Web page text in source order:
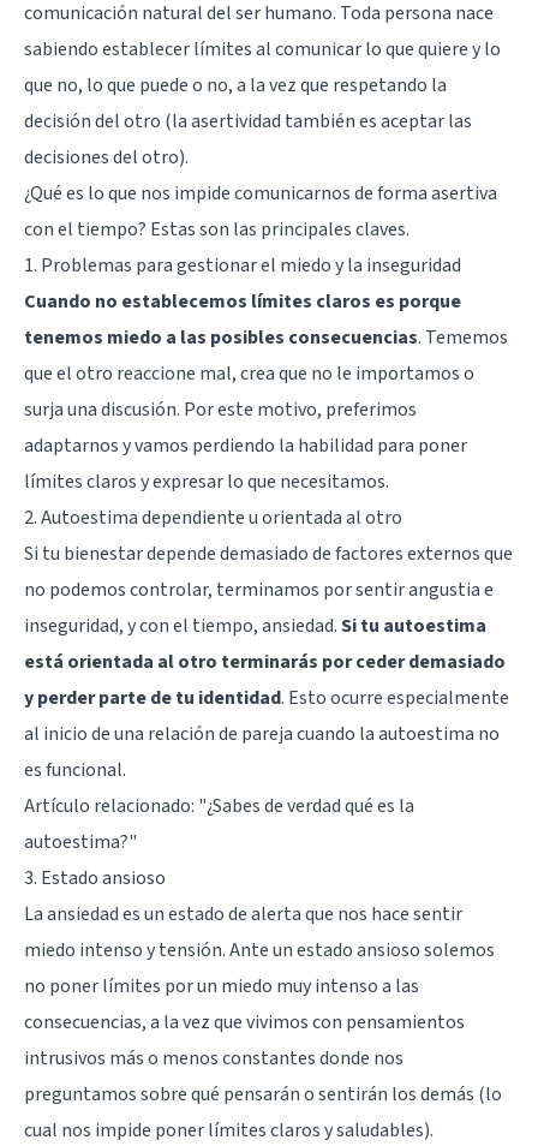
comunicación natural del ser humano. Toda persona nace
sabiendo establecer límites al comunicar lo que quiere y lo
que no, lo que puede o no, a la vez que respetando la
decisión del otro (la asertividad también es aceptar las
decisiones del otro).
¿Qué es lo que nos impide comunicarnos de forma asertiva
con el tiempo? Estas son las principales claves.
1. Problemas para gestionar el miedo y la inseguridad
Cuando no establecemos límites claros es porque
tenemos miedo a las posibles consecuencias. Tememos
que el otro reaccione mal, crea que no le importamos o
surja una discusión. Por este motivo, preferimos
adaptarnos y vamos perdiendo la habilidad para poner
límites claros y expresar lo que necesitamos.
2. Autoestima dependiente u orientada al otro
Si tu bienestar depende demasiado de factores externos que
no podemos controlar, terminamos por sentir angustia e
inseguridad, y con el tiempo, ansiedad.Si tu autoestima
está orientada al otro terminarás por ceder demasiado
y perder parte de tu identidad. Esto ocurre especialmente
al inicio de una relación de pareja cuando la autoestima no
es funcional.
Artículo relacionado: "¿Sabes de verdad qué es la
autoestima?"
3. Estado ansioso
La ansiedad es un estado de alerta que nos hace sentir
miedo intenso y tensión. Ante un estado ansioso solemos
no poner límites por un miedo muy intenso a las
consecuencias, a la vez que vivimos con pensamientos
intrusivos más o menos constantes donde nos
preguntamos sobre qué pensarán o sentirán los demás (lo
cual nos impide poner límites claros y saludables).